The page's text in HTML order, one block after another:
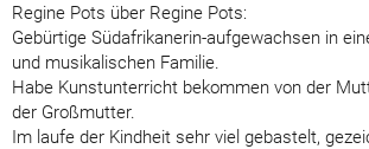
Regine Pots über Regine Pots:
Gebürtige Südafrikanerin-aufgewachsen in
und musikalischen Familie.
Habe Kunstunterricht bekommen von der
der Großmutter.
Im laufe der Kindheit sehr viel gebastelt,